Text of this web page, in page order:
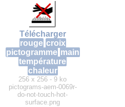
Télécharger
rouge croix
pictogramme main
température
chaleur
256 x 256 - 9 ko
pictograms-aem-0069r-
do-not-touch-hot-
surface.png